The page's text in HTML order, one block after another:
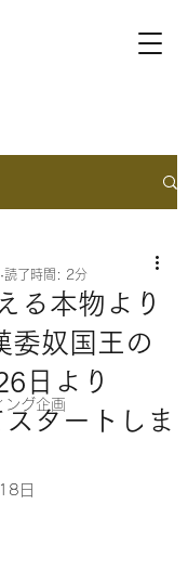
ング企画
る本物より
委奴国王の
日より
タートしま
読了時間: 2分
日